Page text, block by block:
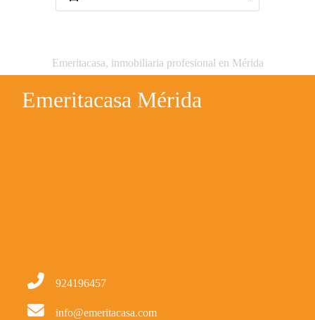
Emeritacasa, inmobiliaria profesional en Mérida
Emeritacasa Mérida
924196457
info@emeritacasa.com